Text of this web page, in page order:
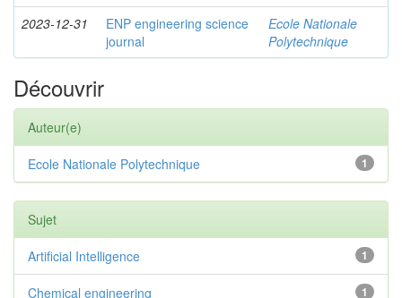
2023-12-31
ENP engineering science
journal
Ecole Nationale
Polytechnique
Découvrir
Auteur(e)
1
Ecole Nationale Polytechnique
Sujet
1
Artificial Intelligence
1
Chemical engineering